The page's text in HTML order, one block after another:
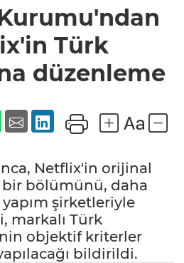
yapımlarına
düzenleme
Türk
düzenleme
Netflix'in orijinal
bölümünü, daha
yapım şirketleriyle
markalı Türk
objektif kriterler
bildirildi.